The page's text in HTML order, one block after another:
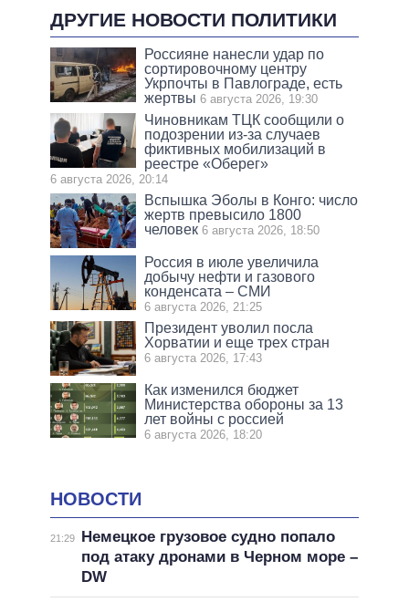
ДРУГИЕ НОВОСТИ ПОЛИТИКИ
Россияне нанесли удар по
сортировочному центру
Укрпочты в Павлограде, есть
жертвы 6 августа 2026, 19:30
Чиновникам ТЦК сообщили о
подозрении из-за случаев
фиктивных мобилизаций в
реестре «Оберег»
6 августа 2026, 20:14
Вспышка Эболы в Конго: число
жертв превысило 1800
человек 6 августа 2026, 18:50
Россия в июле увеличила
добычу нефти и газового
конденсата – СМИ
6 августа 2026, 21:25
Президент уволил посла
Хорватии и еще трех стран
6 августа 2026, 17:43
Как изменился бюджет
Министерства обороны за 13
лет войны с россией
6 августа 2026, 18:20
НОВОСТИ
21:29
Немецкое грузовое судно попало
под атаку дронами в Черном море –
DW